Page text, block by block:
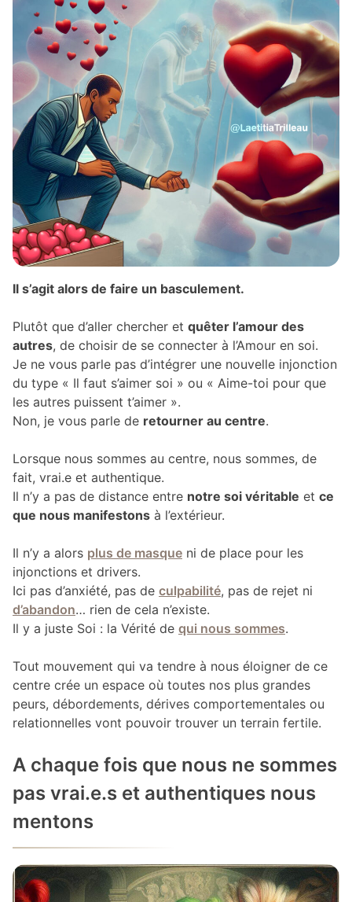
Il s’agit alors de faire un basculement.
Plutôt que d’aller chercher et quêter l’amour des
autres, de choisir de se connecter à l’Amour en soi.
Je ne vous parle pas d’intégrer une nouvelle injonction
du type « Il faut s’aimer soi » ou « Aime-toi pour que
les autres puissent t’aimer ».
Non, je vous parle de retourner au centre.
Lorsque nous sommes au centre, nous sommes, de
fait, vrai.e et authentique.
Il n’y a pas de distance entre notre soi véritable et ce
que nous manifestons à l’extérieur.
Il n’y a alors plus de masque ni de place pour les
injonctions et drivers.
Ici pas d’anxiété, pas de culpabilité, pas de rejet ni
d’abandon… rien de cela n’existe.
Il y a juste Soi : la Vérité de qui nous sommes.
Tout mouvement qui va tendre à nous éloigner de ce
centre crée un espace où toutes nos plus grandes
peurs, débordements, dérives comportementales ou
relationnelles vont pouvoir trouver un terrain fertile.
A chaque fois que nous ne sommes
pas vrai.e.s et authentiques nous
mentons